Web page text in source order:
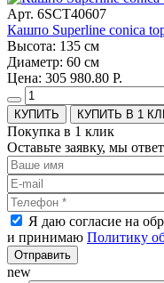
Арт. 6SCT40607
Кашпо Superline conica
Высота: 135 см
Диаметр: 60 см
Цена: 305 980.80 Р.
КУПИТЬ В 1
Покупка в 1 клик
Оставьте заявку, мы
Я даю согласие на
и принимаю Политику
Отправить
new